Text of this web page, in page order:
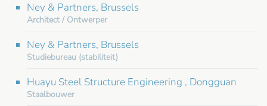
Ney & Partners, Brussels
Architect / Ontwerper
Ney & Partners, Brussels
Studiebureau (stabiliteit)
Huayu Steel Structure Engineering , Dongguan
Staalbouwer